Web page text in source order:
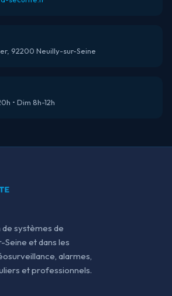
92200 Neuilly-sur-Seine
• Dim 8h-12h
systèmes de
et dans les
alarmes,
et professionnels.